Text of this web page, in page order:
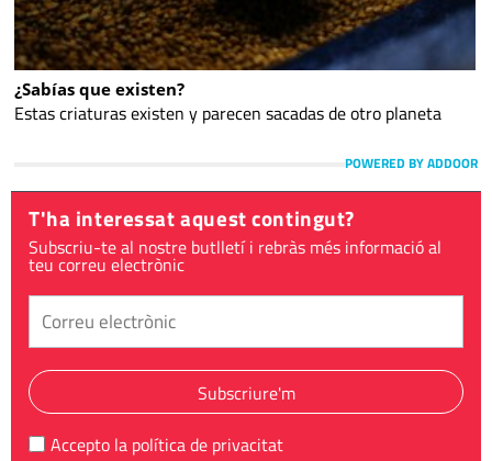
¿Sabías que existen?
Estas criaturas existen y parecen sacadas de otro planeta
POWERED BY ADDOOR
T'ha interessat aquest contingut?
Subscriu-te al nostre butlletí i rebràs més informació al
teu correu electrònic
Subscriure'm
Accepto la política de privacitat